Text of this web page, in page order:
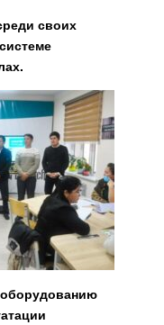
своих
оборудованию